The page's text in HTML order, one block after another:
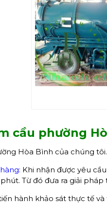
cầu phường
Hòa Bình của chúng
Khi nhận được yêu cầu
Từ đó đưa ra giải pháp
hành khảo sát thực tế